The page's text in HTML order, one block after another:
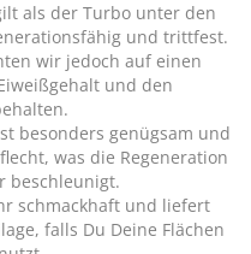
als der Turbo unter den
und trittfest.
wir jedoch auf einen
und den
besonders genügsam und
was die Regeneration
beschleunigt.
schmackhaft und liefert
falls Du Deine Flächen